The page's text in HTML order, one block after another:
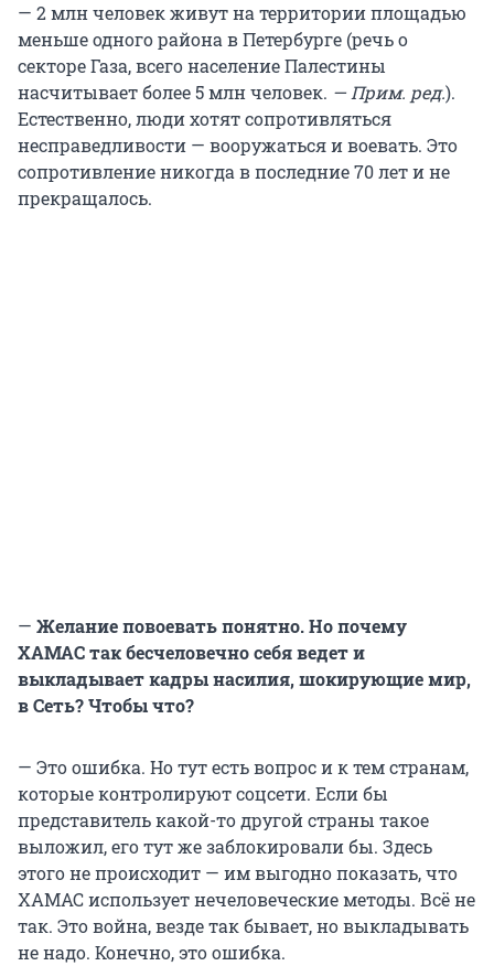
— 2 млн человек живут на территории площадью
меньше одного района в Петербурге (речь о
секторе Газа, всего население Палестины
насчитывает более 5 млн человек. — Прим. ред.).
Естественно, люди хотят сопротивляться
несправедливости — вооружаться и воевать. Это
сопротивление никогда в последние 70 лет и не
прекращалось.
— Желание повоевать понятно. Но почему
ХАМАС так бесчеловечно себя ведет и
выкладывает кадры насилия, шокирующие мир,
в Сеть? Чтобы что?
— Это ошибка. Но тут есть вопрос и к тем странам,
которые контролируют соцсети. Если бы
представитель какой-то другой страны такое
выложил, его тут же заблокировали бы. Здесь
этого не происходит — им выгодно показать, что
ХАМАС использует нечеловеческие методы. Всё не
так. Это война, везде так бывает, но выкладывать
не надо. Конечно, это ошибка.